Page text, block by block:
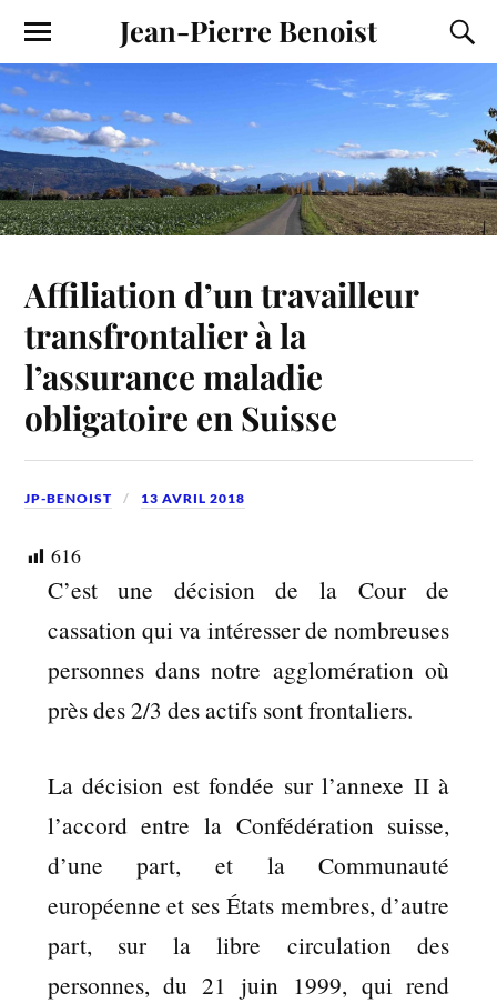
Jean-Pierre Benoist
Affiliation d’un travailleur
transfrontalier à la
l’assurance maladie
obligatoire en Suisse
JP-BENOIST 13 AVRIL 2018
616
C’est une décision de la Cour de
cassation qui va intéresser de nombreuses
personnes dans notre agglomération où
près des 2/3 des actifs sont frontaliers.
La décision est fondée sur l’annexe II à
l’accord entre la Confédération suisse,
d’une part, et la Communauté
européenne et ses États membres, d’autre
part, sur la libre circulation des
personnes, du 21 juin 1999, qui rend